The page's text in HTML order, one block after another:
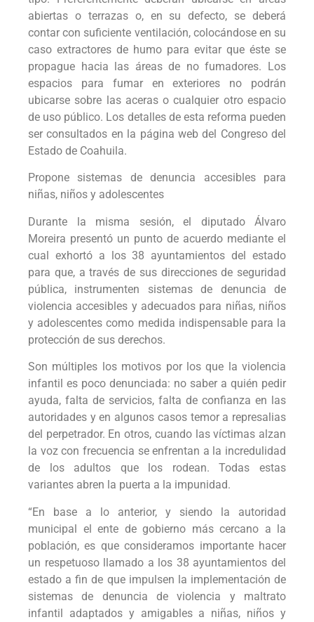
abiertas o terrazas o, en su defecto, se deberá
contar con suficiente ventilación, colocándose en su
caso extractores de humo para evitar que éste se
propague hacia las áreas de no fumadores. Los
espacios para fumar en exteriores no podrán
ubicarse sobre las aceras o cualquier otro espacio
de uso público. Los detalles de esta reforma pueden
ser consultados en la página web del Congreso del
Estado de Coahuila.
Propone sistemas de denuncia accesibles para
niñas, niños y adolescentes
Durante la misma sesión, el diputado Álvaro
Moreira presentó un punto de acuerdo mediante el
cual exhortó a los 38 ayuntamientos del estado
para que, a través de sus direcciones de seguridad
pública, instrumenten sistemas de denuncia de
violencia accesibles y adecuados para niñas, niños
y adolescentes como medida indispensable para la
protección de sus derechos.
Son múltiples los motivos por los que la violencia
infantil es poco denunciada: no saber a quién pedir
ayuda, falta de servicios, falta de confianza en las
autoridades y en algunos casos temor a represalias
del perpetrador. En otros, cuando las víctimas alzan
la voz con frecuencia se enfrentan a la incredulidad
de los adultos que los rodean. Todas estas
variantes abren la puerta a la impunidad.
“En base a lo anterior, y siendo la autoridad
municipal el ente de gobierno más cercano a la
población, es que consideramos importante hacer
un respetuoso llamado a los 38 ayuntamientos del
estado a fin de que impulsen la implementación de
sistemas de denuncia de violencia y maltrato
infantil adaptados y amigables a niñas, niños y